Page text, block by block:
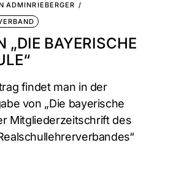
ADMINRIEBERGER
„DIE BAYERISCHE
findet man in der
von „Die bayerische
Mitgliederzeitschrift des